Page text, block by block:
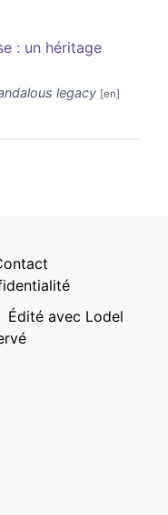
: un héritage
legacy
Édité avec Lodel